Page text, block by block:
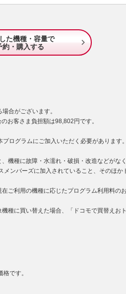
た機種・容量で
約・購入する

合がございます。
お客さま負担額は98,802円です。
ログラムにご加入いただく必要があります
機種に故障・水濡れ・破損・改造などがな
ンバーズに加入されていること、そのほか
ご利用の機種に応じたプログラム利用料の
種に買い替えた場合、「ドコモで買替えお
です。